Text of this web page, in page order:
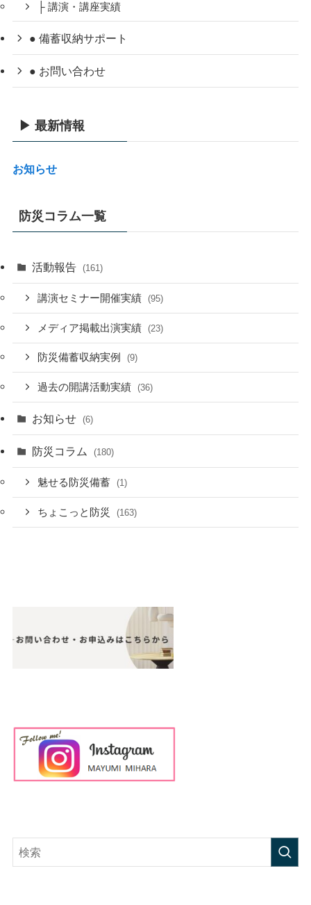
├ 講演・講座実績
● 備蓄収納サポート
● お問い合わせ
▶ 最新情報
お知らせ
防災コラム一覧
活動報告 (161)
講演セミナー開催実績 (95)
メディア掲載出演実績 (23)
防災備蓄収納実例 (9)
過去の開講活動実績 (36)
お知らせ (6)
防災コラム (180)
魅せる防災備蓄 (1)
ちょこっと防災 (163)